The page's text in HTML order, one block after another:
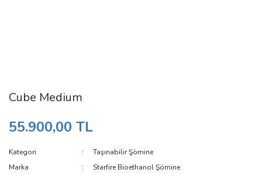
Cube Medium
55.900,00 TL
Kategori
Taşınabilir Şömine
Marka
Starfire Bioethanol Şömine